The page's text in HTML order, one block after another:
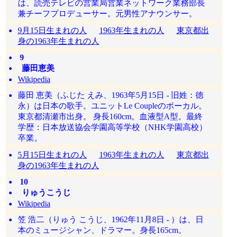
は、読売テレビの営業局営業ネットワーク業務部長
兼チーフプロデューサー。元男性アナウンサー。
9月15日生まれの人
1963年生まれの人
東京都出
身の1963年生まれの人
9
藤田恵美
Wikipedia
藤田 恵美（ふじた えみ、1963年5月15日 - 旧姓：徳
永）は日本の歌手。ユニットLe Coupleのボーカル。
東京都清瀬市出身。 身長160cm。血液型A型。最終
学歴：日本放送協会学園高等学校（NHK学園高校）
卒業。
5月15日生まれの人
1963年生まれの人
東京都出
身の1963年生まれの人
10
りゅうこうじ
Wikipedia
笠 浩二（りゅう こうじ、1962年11月8日 - ）は、日
本のミュージシャン、ドラマー。身長165cm。